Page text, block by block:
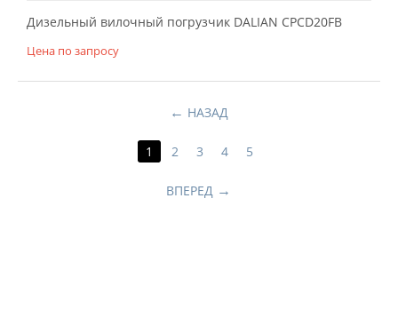
Дизельный вилочный погрузчик DALIAN CPCD20FB
Цена по запросу
НАЗАД
1 2 3 4 5
ВПЕРЕД